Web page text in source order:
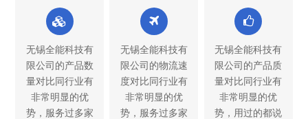
无锡全能科技有
限公司的产品数
量对比同行业有
非常明显的优
势，服务过多家
无锡全能科技有
限公司的物流速
度对比同行业有
非常明显的优
势，服务过多家
无锡全能科技有
限公司的产品质
量对比同行业有
非常明显的优
势，用过的都说